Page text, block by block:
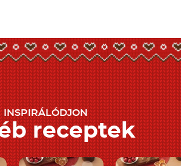
INSPIRÁLÓDJON
receptek